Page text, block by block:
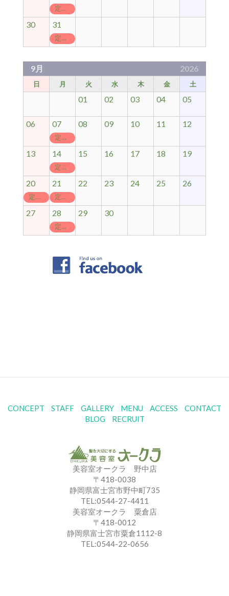
定休日
30 31
定休日
9月 2026
日 月 火 水 木 金 土
01 02 03 04 05
06 07
定休日
08 09 10 11 12
13 14
定休日
15 16 17 18 19
20
定休日
21
定休日
22 23 24 25 26
27 28
定休日
29 30
CONCEPT STAFF GALLERY MENU ACCESS
CONTACT
BLOG
RECRUIT
美容室オークラ 野中店
〒418-0038
静岡県富士宮市野中町735
TEL:0544-27-4411
美容室オークラ 粟倉店
〒418-0012
静岡県富士宮市粟倉1112-8
TEL:0544-22-0656